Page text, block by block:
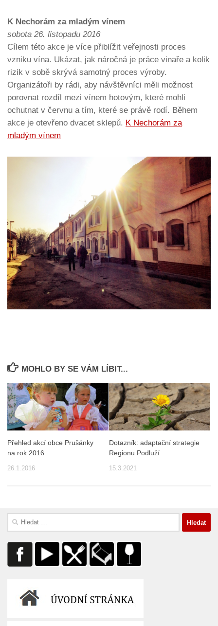
K Nechorám za mladým vínem
sobota 26. listopadu 2016
Cílem této akce je více přiblížit veřejnosti proces
vzniku vína. Ukázat, jak náročná je práce vinaře a kolik
rizik v sobě skrývá samotný proces výroby.
Organizátoři by rádi, aby návštěvníci měli možnost
porovnat rozdíl mezi vínem hotovým, které mohli
ochutnat v červnu a tím, které se právě rodí. Během
akce je otevřeno dvacet sklepů. K Nechorám za
mladým vínem
MOHLO BY SE VÁM LÍBIT...
Přehled akcí obce Prušánky
na rok 2016
26.1.2016
Dotazník: adaptační strategie
Regionu Podluží
15.3.2021
Vyhledávání